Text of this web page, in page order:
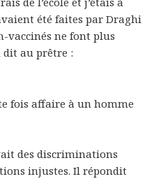
été faites par Draghi
vaccinés ne font plus
dit au prêtre :
fois affaire à un homme
des discriminations
injustes. Il répondit